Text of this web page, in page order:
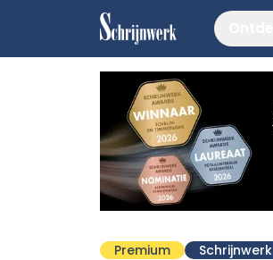
Premium Schrijnwerk